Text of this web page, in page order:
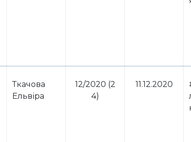
Ткачова
Ельвіра
12/2020 (2
4)
11.12.2020